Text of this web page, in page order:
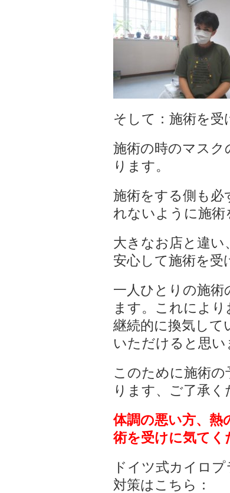
そして：施術を受
施術の時のマスク
ります。
施術をする側も必
れないように施術
大きなお店と違い
安心して施術を受
一人ひとりの施術
ます。これにより
継続的に換気して
いただけると思い
このために施術
ります、ご了承く
体調の悪い方、熱
術を受けに気てく
ドイツ式カイロ
対策はこちら：